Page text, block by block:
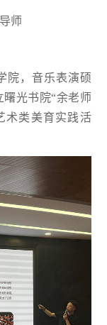
师
院，音乐表演硕
光书院“余老师
术类美育实践活